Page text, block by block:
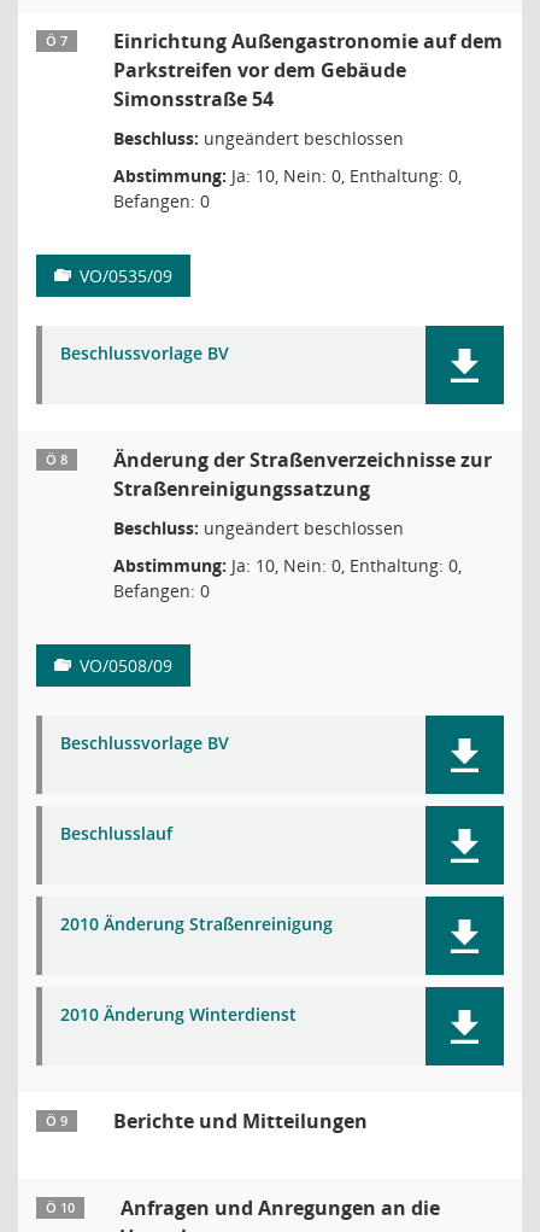
Ö 7
Einrichtung Außengastronomie auf dem
Parkstreifen vor dem Gebäude
Simonsstraße 54
Beschluss: ungeändert beschlossen
Abstimmung: Ja: 10, Nein: 0, Enthaltung: 0,
Befangen: 0
VO/0535/09
Beschlussvorlage BV
Ö 8
Änderung der Straßenverzeichnisse zur
Straßenreinigungssatzung
Beschluss: ungeändert beschlossen
Abstimmung: Ja: 10, Nein: 0, Enthaltung: 0,
Befangen: 0
VO/0508/09
Beschlussvorlage BV
Beschlusslauf
2010 Änderung Straßenreinigung
2010 Änderung Winterdienst
Ö 9 Berichte und Mitteilungen
Ö 10
Anfragen und Anregungen an die